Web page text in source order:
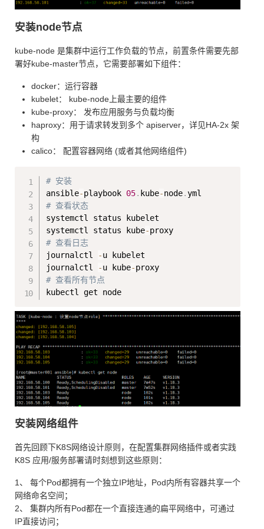
安装node节点
kube-node 是集群中运行工作负载的节点，前置条件需要先部
署好kube-master节点，它需要部署如下组件：
docker：运行容器
kubelet： kube-node上最主要的组件
kube-proxy： 发布应用服务与负载均衡
haproxy：用于请求转发到多个 apiserver，详见HA-2x 架
构
calico： 配置容器网络 (或者其他网络组件)
# 安装
ansible-playbook 05. kube-node.
# 查看状态
systemctl status kubelet
systemctl status kube-
# 查看日志
journalctl
-u kubelet
journalctl
-u kube-
# 查看所有节点
安装网络组件
首先回顾下K8S网络设计原则，在配置集群网络插件或者实践
K8S 应用/服务部署请时刻想到这些原则：
1、 每个Pod都拥有一个独立IP地址，Pod内所有容器共享一个
网络命名空间；
2、 集群内所有Pod都在一个直接连通的扁平网络中，可通过
IP直接访问；